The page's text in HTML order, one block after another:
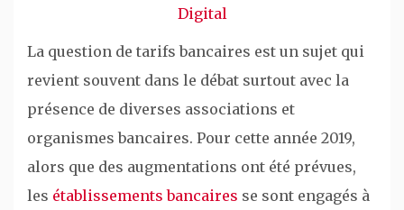
Digital
La question de tarifs bancaires est un sujet qui
revient souvent dans le débat surtout avec la
présence de diverses associations et
organismes bancaires. Pour cette année 2019,
alors que des augmentations ont été prévues,
les établissements bancaires se sont engagés à